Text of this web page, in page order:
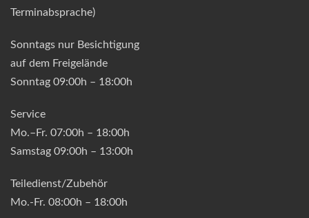
Terminabsprache)
Sonntags nur Besichtigung
auf dem Freigelände
Sonntag 09:00h – 18:00h
Service
Mo.–Fr. 07:00h – 18:00h
Samstag 09:00h – 13:00h
Teiledienst/Zubehör
Mo.-Fr. 08:00h – 18:00h